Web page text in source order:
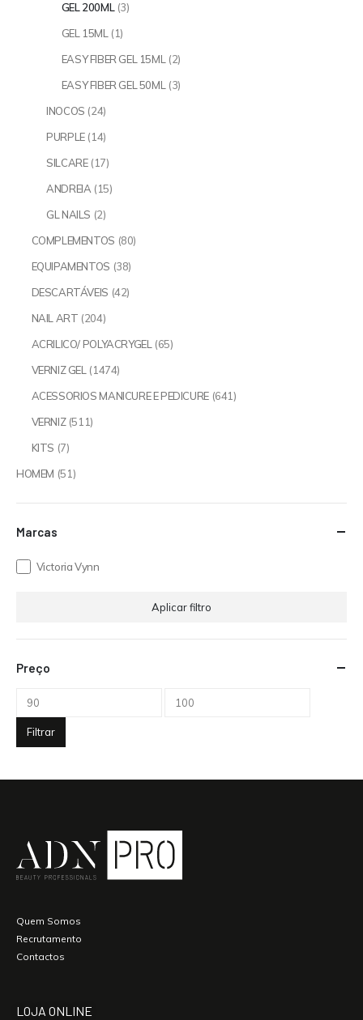
GEL 200ML (3)
GEL 15ML (1)
EASY FIBER GEL 15ML (2)
EASY FIBER GEL 50ML (3)
INOCOS (24)
PURPLE (14)
SILCARE (17)
ANDREIA (15)
GL NAILS (2)
COMPLEMENTOS (80)
EQUIPAMENTOS (38)
DESCARTÁVEIS (42)
NAIL ART (204)
ACRILICO/ POLYACRYGEL (65)
VERNIZ GEL (1474)
ACESSORIOS MANICURE E PEDICURE (641)
VERNIZ (511)
KITS (7)
HOMEM (51)
Marcas
Victoria Vynn
Aplicar filtro
Preço
Filtrar
Quem Somos
Recrutamento
Contactos
LOJA ONLINE